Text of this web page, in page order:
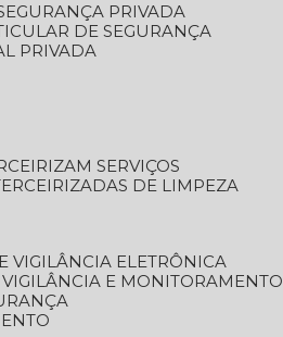
PRIVADA
DE SEGURANÇA
PRIVADA
SERVIÇOS
DE LIMPEZA
VIGILÂNCIA ELETRÔNICA
VIGILÂNCIA E MONITORAMENTO